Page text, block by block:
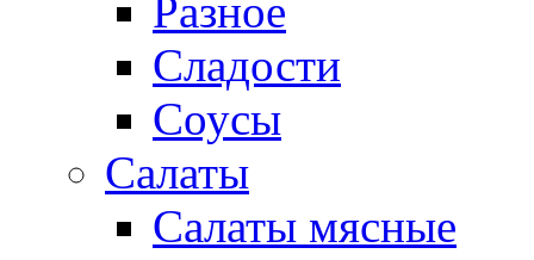
Разное
Сладости
Соусы
Салаты
Салаты мясные